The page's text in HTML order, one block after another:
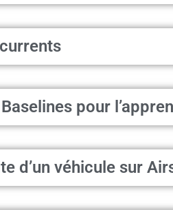
pour
d’un véhicule sur